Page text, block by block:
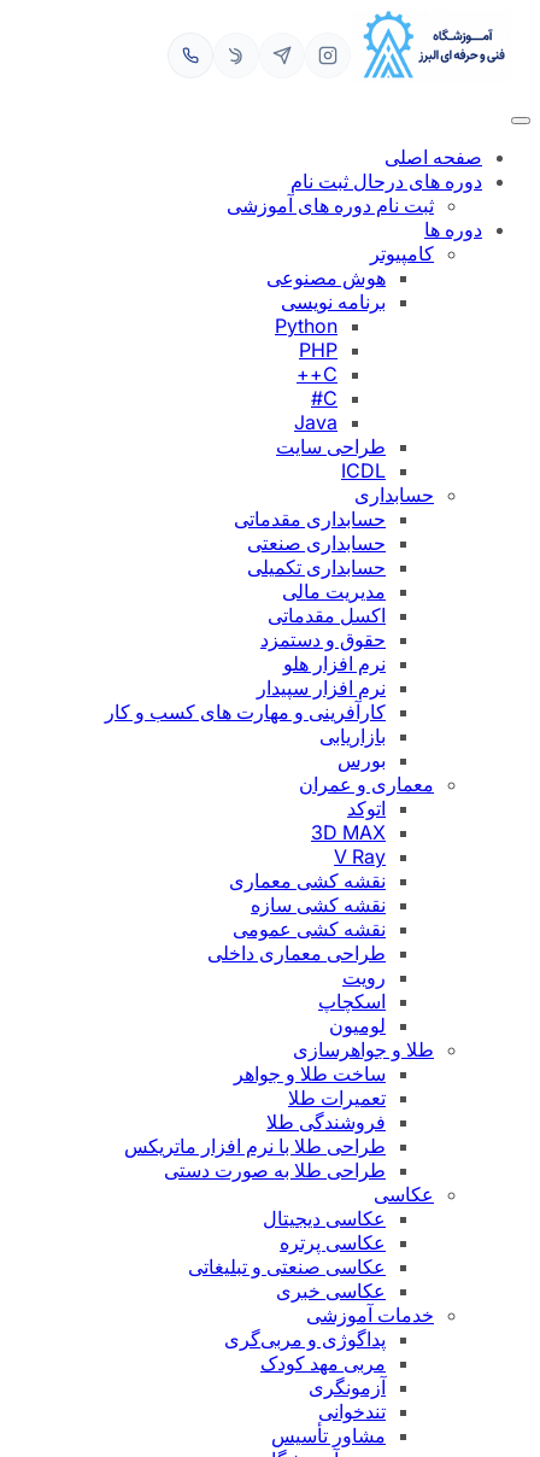
محتوا
صفحه اصلی
دوره های درحال ثبت نام
ثبت نام دوره های آموزشی
دوره ها
کامپیوتر
هوش مصنوعی
برنامه نویسی
Python
PHP
C++
C#
Java
طراحی سایت
ICDL
حسابداری
حسابداری مقدماتی
حسابداری صنعتی
حسابداری تکمیلی
مدیریت مالی
اکسل مقدماتی
حقوق و دستمزد
نرم افزار هلو
نرم افزار سپیدار
کارآفرینی و مهارت های کسب و کار
بازاریابی
بورس
معماری و عمران
اتوکد
3D MAX
V Ray
نقشه کشی معماری
نقشه کشی سازه
نقشه کشی عمومی
طراحی معماری داخلی
رویت
اسکچاپ
لومیون
طلا و جواهرسازی
ساخت طلا و جواهر
تعمیرات طلا
فروشندگی طلا
طراحی طلا با نرم افزار ماتریکس
طراحی طلا به صورت دستی
عکاسی
عکاسی دیجیتال
عکاسی پرتره
عکاسی صنعتی و تبلیغاتی
عکاسی خبری
خدمات آموزشی
پداگوژی و مربی‌گری
مربی مهد کودک
آزمونگری
تندخوانی
مشاور تأسیس